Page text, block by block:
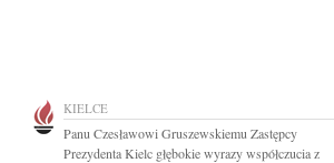
KIELCE
Panu Czesławowi Gruszewskiemu Zastępcy
Prezydenta Kielc głębokie wyrazy współczucia z